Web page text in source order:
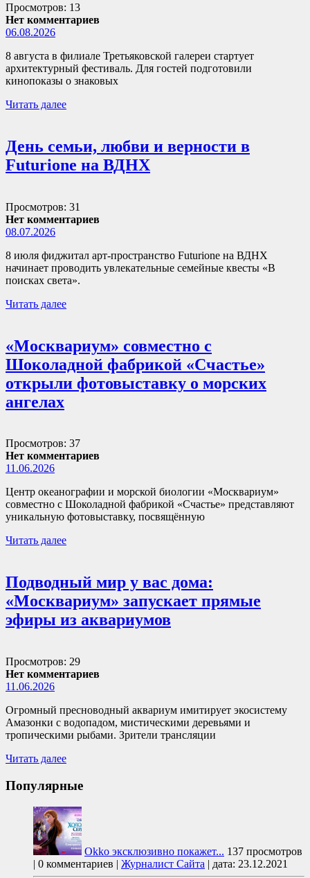
Просмотров: 13
Нет комментариев
06.08.2026
8 августа в филиале Третьяковской галереи стартует
архитектурный фестиваль. Для гостей подготовили
кинопоказы о знаковых
Читать далее
День семьи, любви и верности в
Futurione на ВДНХ
Просмотров: 31
Нет комментариев
08.07.2026
8 июля фиджитал арт-пространство Futurione на ВДНХ
начинает проводить увлекательные семейные квесты «В
поисках света».
Читать далее
«Москвариум» совместно с
Шоколадной фабрикой «Счастье»
открыли фотовыставку о морских
ангелах
Просмотров: 37
Нет комментариев
11.06.2026
Центр океанографии и морской биологии «Москвариум»
совместно с Шоколадной фабрикой «Счастье» представляют
уникальную фотовыставку, посвящённую
Читать далее
Подводный мир у вас дома:
«Москвариум» запускает прямые
эфиры из аквариумов
Просмотров: 29
Нет комментариев
11.06.2026
Огромный пресноводный аквариум имитирует экосистему
Амазонки с водопадом, мистическими деревьями и
тропическими рыбами. Зрители трансляции
Читать далее
Популярные
Okko эксклюзивно покажет... 137 просмотров
| 0 комментариев | Журналист Сайта | дата: 23.12.2021